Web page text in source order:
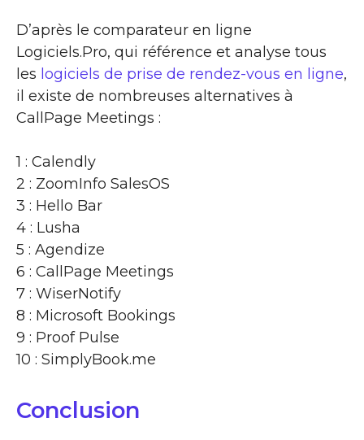
D’après le comparateur en ligne
Logiciels.Pro, qui référence et analyse tous
les logiciels de prise de rendez-vous en ligne,
il existe de nombreuses alternatives à
CallPage Meetings :
1 : Calendly
2 : ZoomInfo SalesOS
3 : Hello Bar
4 : Lusha
5 : Agendize
6 : CallPage Meetings
7 : WiserNotify
8 : Microsoft Bookings
9 : Proof Pulse
10 : SimplyBook.me
Conclusion